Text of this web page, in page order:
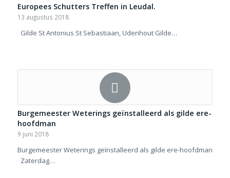
Europees Schutters Treffen in Leudal.
13 augustus 2018
Gilde St Antonius St Sebastiaan, Udenhout Gilde…
Burgemeester Weterings geïnstalleerd als gilde ere-
hoofdman
9 juni 2018
Burgemeester Weterings geïnstalleerd als gilde ere-hoofdman
Zaterdag…